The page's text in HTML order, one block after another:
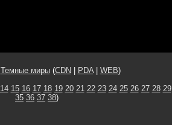
Темные миры(CDN PDA| WEB)
14 15 16 17 18 19 20 21 22 23 24 25 26 27 28 29
35 36 37 38)